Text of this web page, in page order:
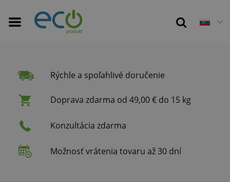
Rýchle a spoľahlivé doručenie
Doprava zdarma od 49,00 € do 15 kg
Konzultácia zdarma
Možnosť vrátenia tovaru až 30 dní